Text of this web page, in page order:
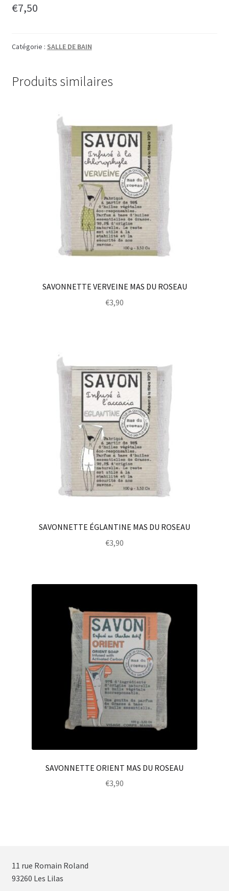
€7,50
Catégorie : SALLE DE BAIN
Produits similaires
SAVONNETTE VERVEINE MAS DU ROSEAU
€3,90
SAVONNETTE ÉGLANTINE MAS DU ROSEAU
€3,90
SAVONNETTE ORIENT MAS DU ROSEAU
€3,90
11 rue Romain Roland
93260 Les Lilas